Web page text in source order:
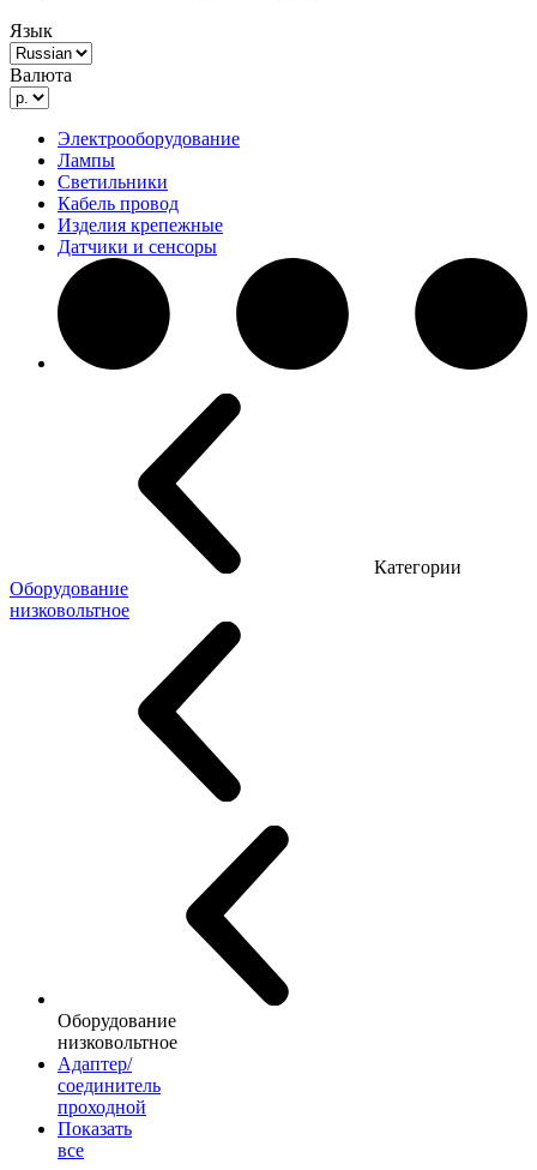
Язык
Валюта
Электрооборудование
Лампы
Светильники
Кабель провод
Изделия крепежные
Датчики и сенсоры
Категории
Оборудование
низковольтное
Оборудование
низковольтное
Адаптер/
соединитель
проходной
Показать
все